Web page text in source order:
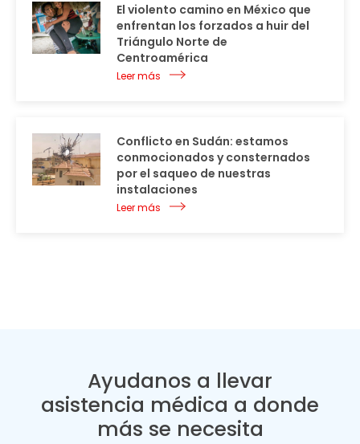
El violento camino en México que
enfrentan los forzados a huir del
Triángulo Norte de
Centroamérica
Leer más
Conflicto en Sudán: estamos
conmocionados y consternados
por el saqueo de nuestras
instalaciones
Leer más
Ayudanos a llevar
asistencia médica a donde
más se necesita